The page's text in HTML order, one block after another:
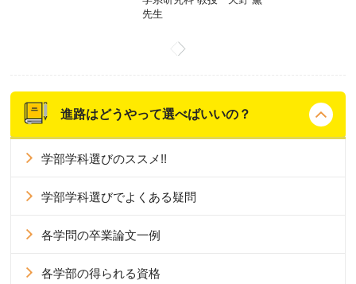
先生
進路はどうやって選べばいいの？
学部学科選びのススメ!!
学部学科選びでよくある疑問
各学問の卒業論文一例
各学部の得られる資格